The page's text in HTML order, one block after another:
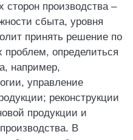
производства –
сбыта, уровня
принять решение по
определиться
например,
управление
реконструкции
продукции и
В